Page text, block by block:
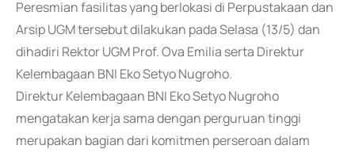
Peresmian fasilitas yang berlokasi di Perpustakaan dan
Arsip UGM tersebut dilakukan pada Selasa (13/5) dan
dihadiri Rektor UGM Prof. Ova Emilia serta Direktur
Kelembagaan BNI Eko Setyo Nugroho.
Direktur Kelembagaan BNI Eko Setyo Nugroho
mengatakan kerja sama dengan perguruan tinggi
merupakan bagian dari komitmen perseroan dalam